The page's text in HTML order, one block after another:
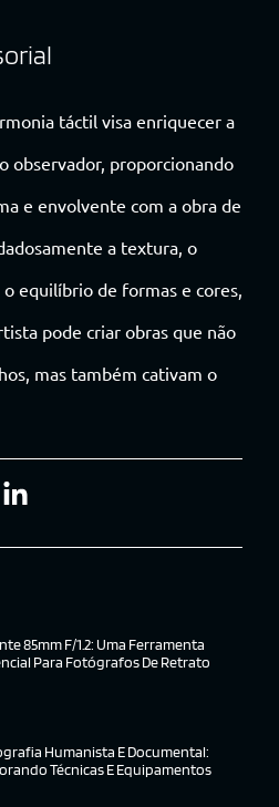
táctil visa enriquecer a
observador, proporcionando
e envolvente com a obra de
a textura, o
equilíbrio de formas e cores,
pode criar obras que não
mas também cativam o
85mm F/1.2: Uma Ferramenta
Para Fotógrafos De Retrato
Humanista E Documental:
Técnicas E Equipamentos